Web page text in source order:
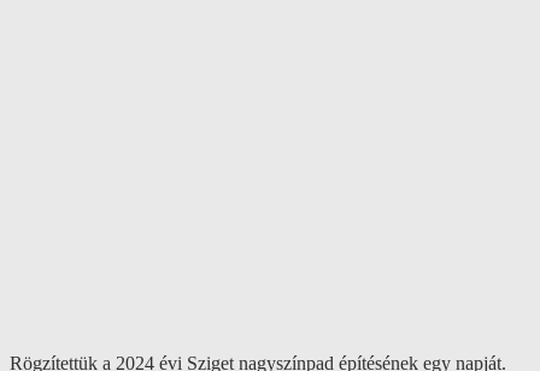
Rögzítettük a 2024 évi Sziget nagyszínpad építésének egy napját.